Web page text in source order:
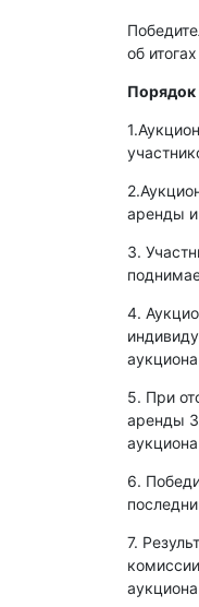
об
Порядок
аренды
3.
4.
5. При
аренды 3
6.
7.